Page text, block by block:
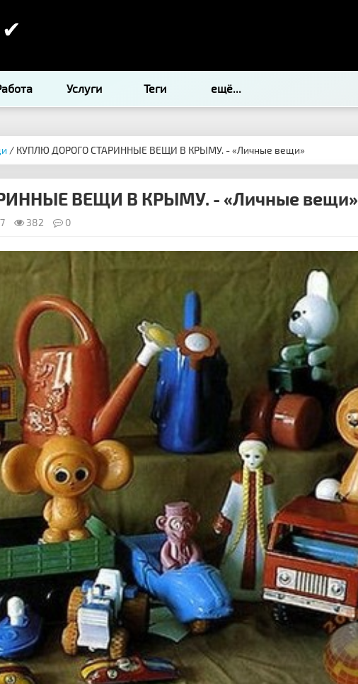
Услуги Теги ещё...
/ ​КУПЛЮ ДОРОГО СТАРИННЫЕ ВЕЩИ В КРЫМУ. - «Личные вещи»
ВЕЩИ В КРЫМУ. - «Личные вещи»
382 0